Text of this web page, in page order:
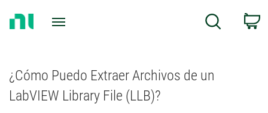
Search
¿Cómo Puedo Extraer Archivos de un
LabVIEW Library File (LLB)?